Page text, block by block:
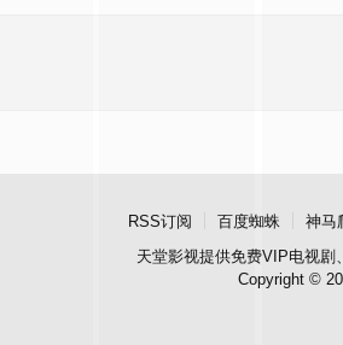
RSS订阅 百度蜘蛛 神马
天堂影视提供免费VIP电视剧
Copyright ©